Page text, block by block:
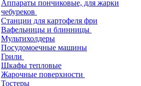
Аппараты пончиковые, для жарки
чебуреков
Станции для картофеля фри
Вафельницы и блинницы
Мультихолдеры
Посудомоечные машины
Грили
Шкафы тепловые
Жарочные поверхности
Тостеры